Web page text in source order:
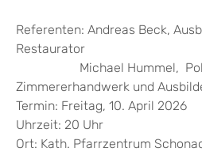
Referenten: Andreas Beck,
Restaurator
Michael Hummel,
Zimmererhandwerk und
Termin: Freitag, 10. April 2026
Uhrzeit: 20 Uhr
Ort: Kath. Pfarrzentrum